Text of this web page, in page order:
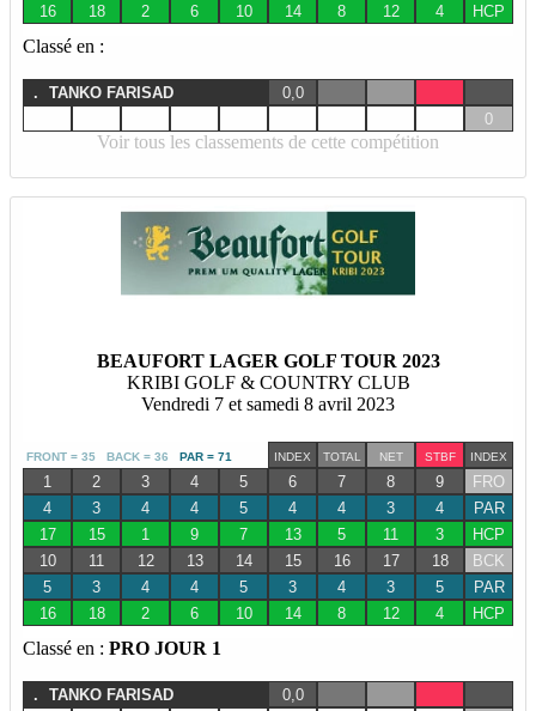
16
18 2 6 10 14 8 12 4 HCP
Classé en :
. TANKO FARISAD
0,0
0
Voir tous les classements de cette compétition
BEAUFORT LAGER GOLF TOUR 2023
KRIBI GOLF & COUNTRY CLUB
Vendredi 7 et samedi 8 avril 2023
FRONT = 35 BACK = 36 PAR = 71 INDEX TOTAL NET STBF INDEX
1 2 3 4 5 6 7 8 9
FRO
4
3 4 4 5 4 4 3 4
PAR
17
15 1 9 7 13 5 11 3
HCP
10
11 12 13 14 15 16 17 18
BCK
5
3 4 4 5 3 4 3 5
PAR
16
18 2 6 10 14 8 12 4 HCP
Classé en : PRO JOUR 1
. TANKO FARISAD
0,0